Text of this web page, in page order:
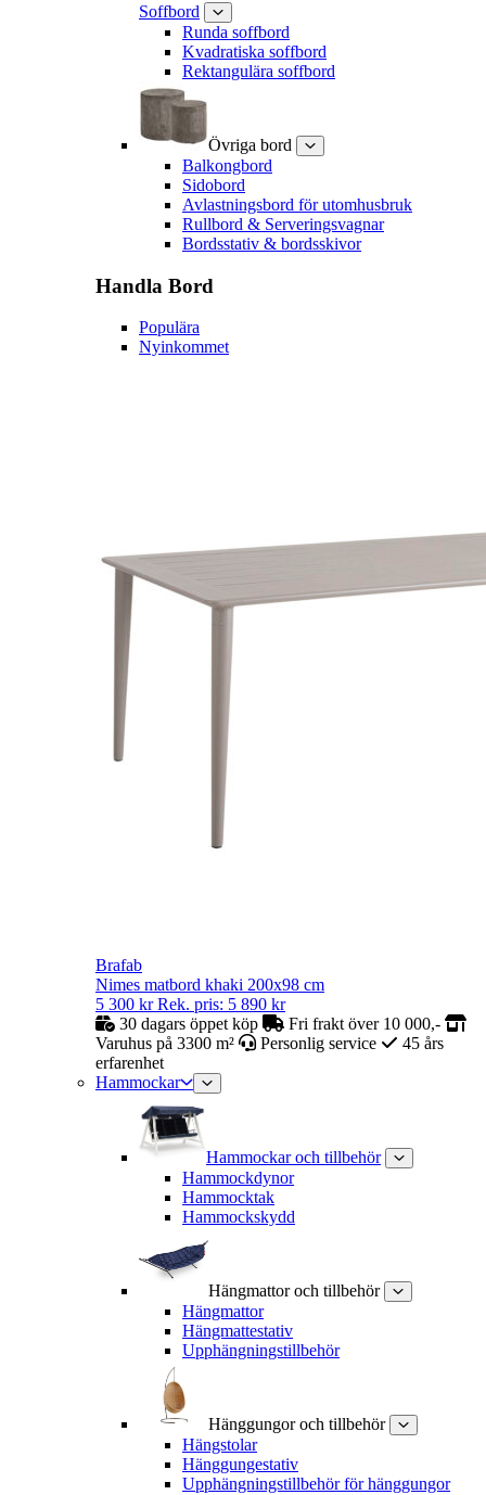
Soffbord
Runda soffbord
Kvadratiska soffbord
Rektangulära soffbord
Övriga bord
Balkongbord
Sidobord
Avlastningsbord för utomhusbruk
Rullbord & Serveringsvagnar
Bordsstativ & bordsskivor
Handla Bord
Populära
Nyinkommet
Brafab
Nimes matbord khaki 200x98 cm
5 300 kr Rek. pris: 5 890 kr
30 dagars öppet köp
Fri frakt över 10 000,-
Varuhus på 3300 m²
Personlig service
45 års
erfarenhet
Hammockar
Hammockar och tillbehör
Hammockdynor
Hammocktak
Hammockskydd
Hängmattor och tillbehör
Hängmattor
Hängmattestativ
Upphängningstillbehör
Hänggungor och tillbehör
Hängstolar
Hänggungestativ
Upphängningstillbehör för hänggungor